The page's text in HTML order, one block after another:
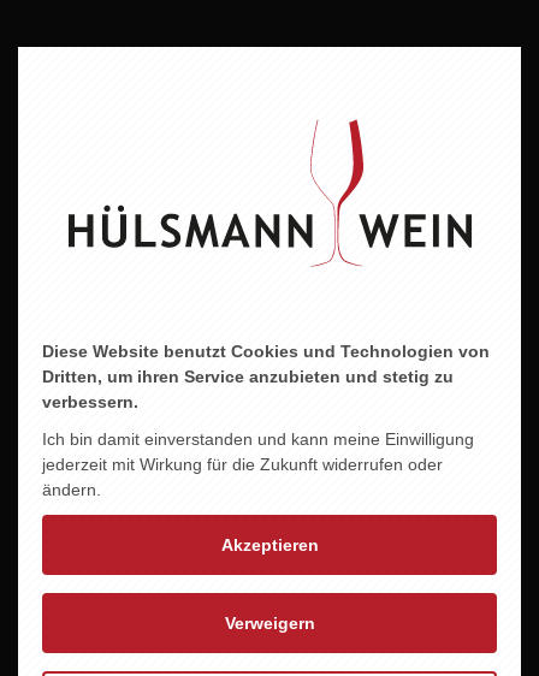
Montag bis Freitag
09.00–18.30 Uhr
Telefon Meppen
05931 847571
E-Mail
info@huelsmann-wein.de
Neuer Markt 16
49733 Haren (Ems)
Dienstag bis Freitag
09.30–13.00 Uhr & 14.00–17.30
Telefon Haren
Online-Shop
schon ab 95 € Einkaufswert.
Service
Über Hülsmann Wein
Diese Website benutzt Cookies und Technologien von
Dritten, um ihren Service anzubieten und stetig zu
verbessern.
Ich bin damit einverstanden und kann meine Einwilligung
jederzeit mit Wirkung für die Zukunft widerrufen oder
ändern.
Akzeptieren
Verweigern